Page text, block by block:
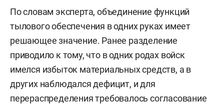
По словам эксперта, объединение функций
тылового обеспечения в одних руках имеет
решающее значение. Ранее разделение
приводило к тому, что в одних родах войск
имелся избыток материальных средств, а в
других наблюдался дефицит, и для
перераспределения требовалось согласование